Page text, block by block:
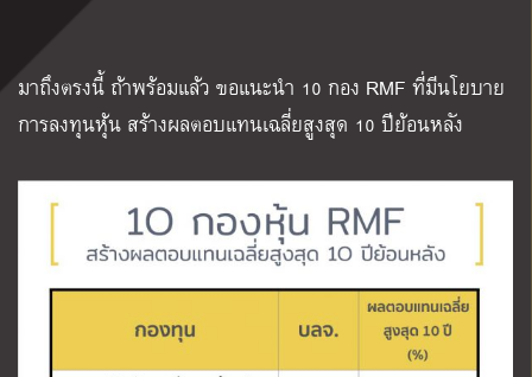
มาถึงตรงนี้ ถ้าพร้อมแล้ว ขอแนะนำ 10 กอง RMF ที่มีนโยบาย
การลงทุนหุ้น สร้างผลตอบแทนเฉลี่ยสูงสุด 10 ปีย้อนหลัง